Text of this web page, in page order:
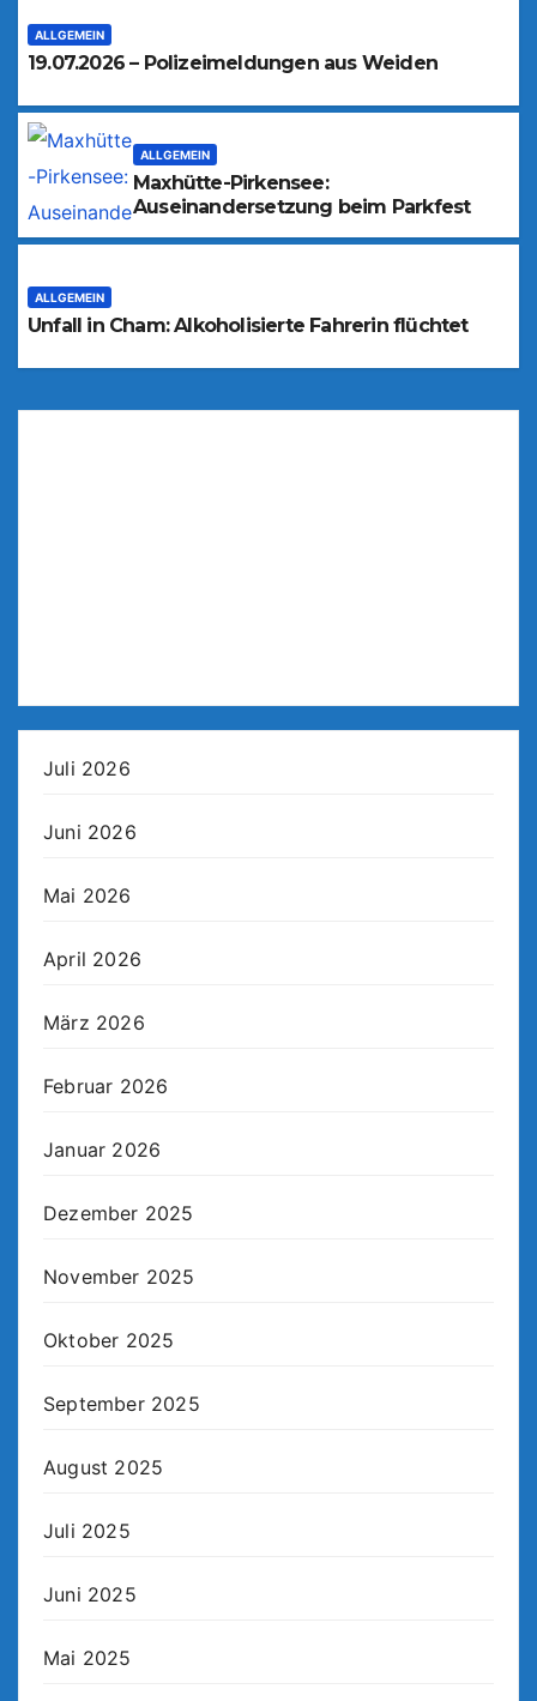
ALLGEMEIN
19.07.2026 – Polizeimeldungen aus Weiden
ALLGEMEIN
Maxhütte-Pirkensee:
Auseinandersetzung beim Parkfest
ALLGEMEIN
Unfall in Cham: Alkoholisierte Fahrerin flüchtet
Juli 2026
Juni 2026
Mai 2026
April 2026
März 2026
Februar 2026
Januar 2026
Dezember 2025
November 2025
Oktober 2025
September 2025
August 2025
Juli 2025
Juni 2025
Mai 2025